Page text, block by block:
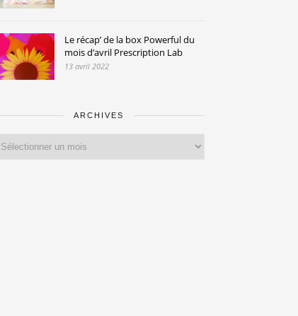
Le récap’ de la box Powerful du
mois d’avril Prescription Lab
13 avril 2022
ARCHIVES